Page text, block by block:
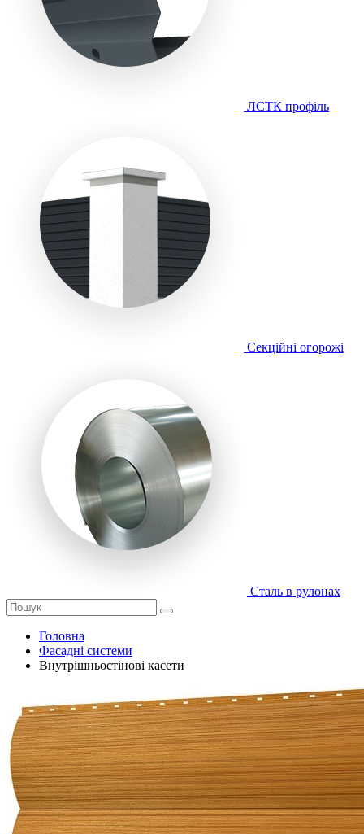
ЛСТК профіль
Секційні огорожі
Сталь в рулонах
Головна
Фасадні системи
Внутрішньостінові касети